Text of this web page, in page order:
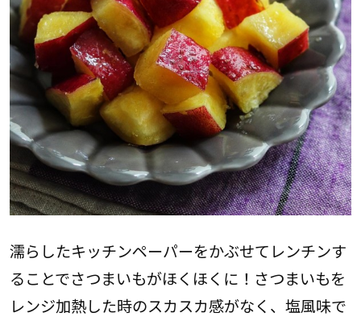
濡らしたキッチンペーパーをかぶせてレンチンす
ることでさつまいもがほくほくに！さつまいもを
レンジ加熱した時のスカスカ感がなく、塩風味で